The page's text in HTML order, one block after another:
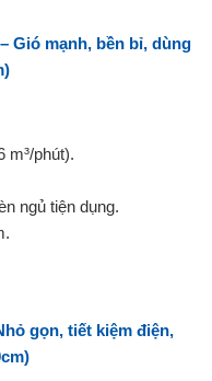
– Gió mạnh, bền bỉ, dùng
m³/phút).
ngủ tiện dụng.
gọn, tiết kiệm điện,